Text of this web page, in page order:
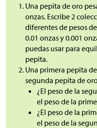
Una pepita de oro
onzas. Escribe 2
diferentes de pesos
0.01 onzas y 0.001
puedas usar para
pepita.
Una primera pepita
segunda pepita de
¿El peso de la
el peso de la
¿El peso de la
el peso de la